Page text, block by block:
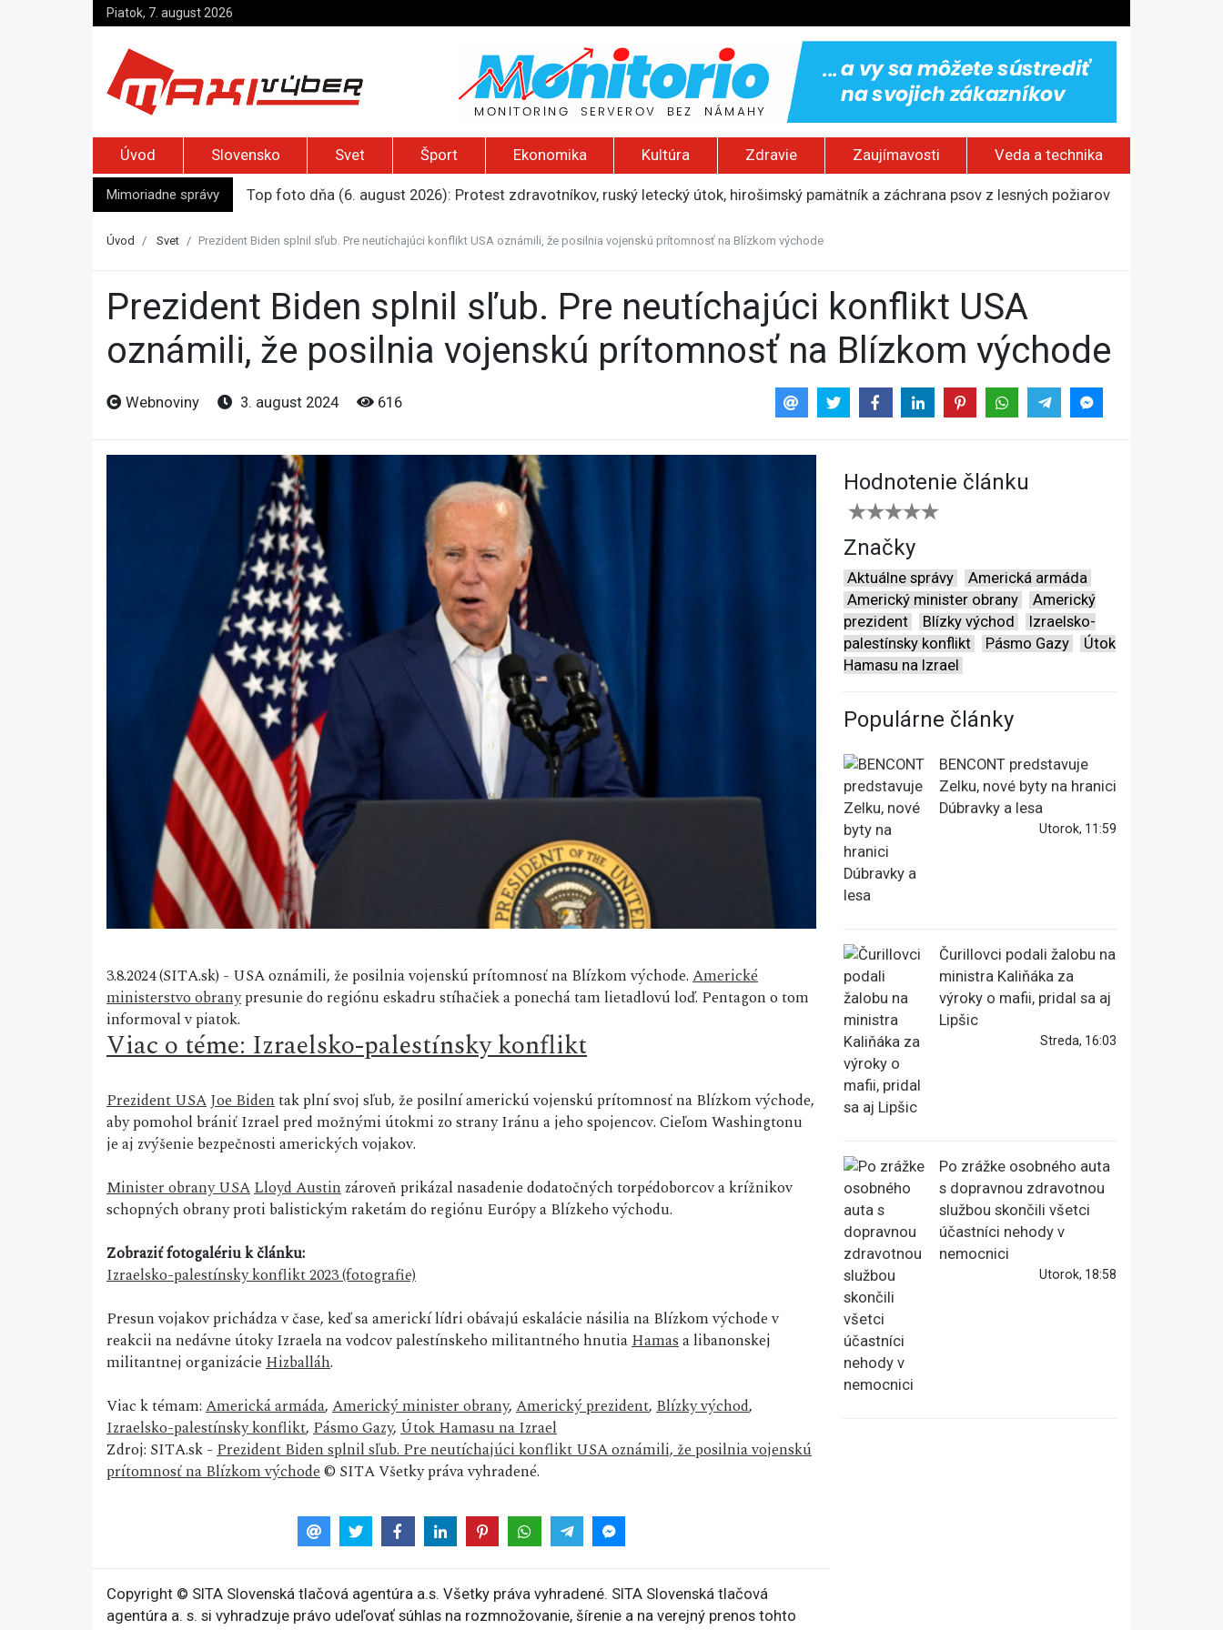
Piatok, 7. august 2026
Úvod Slovensko Svet Šport Ekonomika Kultúra Zdravie Zaujímavosti Veda a technika
Mimoriadne správy
Top foto dňa (6. august 2026): Protest zdravotníkov, ruský letecký útok, hirošimský pamätník a záchrana psov z lesných požiarov
Moskva bráni bývalú šéfku francúzskej RT, jej vyhostenie z krajiny nazvala „prenasledovaním“
Úvod Svet Prezident Biden splnil sľub. Pre neutíchajúci konflikt USA oznámili, že posilnia vojenskú prítomnosť na Blízkom východe
Prezident Biden splnil sľub. Pre neutíchajúci konflikt USA
oznámili, že posilnia vojenskú prítomnosť na Blízkom východe
Webnoviny 3. august 2024 616
3.8.2024 (SITA.sk) - USA oznámili, že posilnia vojenskú prítomnosť na Blízkom východe.Americké
ministerstvo obranypresunie do regiónu eskadru stíhačiek a ponechá tam lietadlovú loď. Pentagon o tom
informoval v piatok.
Viac o téme: Izraelsko-palestínsky konflikt
Prezident USAJoe Bidentak plní svoj sľub, že posilní americkú vojenskú prítomnosť na Blízkom východe,
aby pomohol brániť Izrael pred možnými útokmi zo strany Iránu a jeho spojencov. Cieľom Washingtonu
je aj zvýšenie bezpečnosti amerických vojakov.
Minister obrany USALloyd Austinzároveň prikázal nasadenie dodatočných torpédoborcov a krížnikov
schopných obrany proti balistickým raketám do regiónu Európy a Blízkeho východu.
Zobraziť fotogalériu k článku:
Izraelsko-palestínsky konflikt 2023 (fotografie)
Presun vojakov prichádza v čase, keď sa americkí lídri obávajú eskalácie násilia na Blízkom východe v
reakcii na nedávne útoky Izraela na vodcov palestínskeho militantného hnutiaHamasa libanonskej
militantnej organizácieHizballáh.
Viac k témam:Americká armáda,Americký minister obrany,Americký prezident,Blízky východ,
Izraelsko-palestínsky konflikt,Pásmo Gazy,Útok Hamasu na Izrael
Zdroj: SITA.sk -Prezident Biden splnil sľub. Pre neutíchajúci konflikt USA oznámili, že posilnia vojenskú
prítomnosť na Blízkom východe© SITA Všetky práva vyhradené.
Hodnotenie článku
Značky
Aktuálne správy
Americká armáda
Americký minister obrany
Americký
prezident
Blízky východ
Izraelsko-
palestínsky konflikt
Pásmo Gazy
Útok
Hamasu na Izrael
Populárne články
BENCONT predstavuje
Zelku, nové byty na hranici
Dúbravky a lesa
Utorok, 11:59
Čurillovci podali žalobu na
ministra Kaliňáka za
výroky o mafii, pridal sa aj
Lipšic
Streda, 16:03
Po zrážke osobného auta
s dopravnou zdravotnou
službou skončili všetci
účastníci nehody v
nemocnici
Utorok, 18:58
Copyright © SITA Slovenská tlačová agentúra a.s. Všetky práva vyhradené. SITA Slovenská tlačová
agentúra a. s. si vyhradzuje právo udeľovať súhlas na rozmnožovanie, šírenie a na verejný prenos tohto